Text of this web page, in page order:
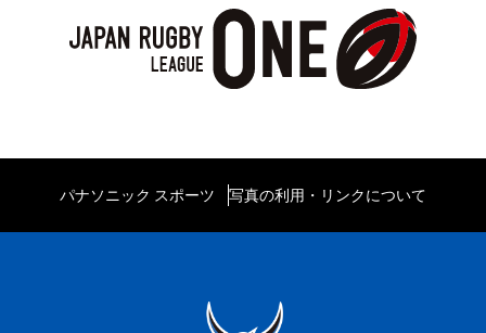
パナソニック スポーツ 写真の利用・リンクについて